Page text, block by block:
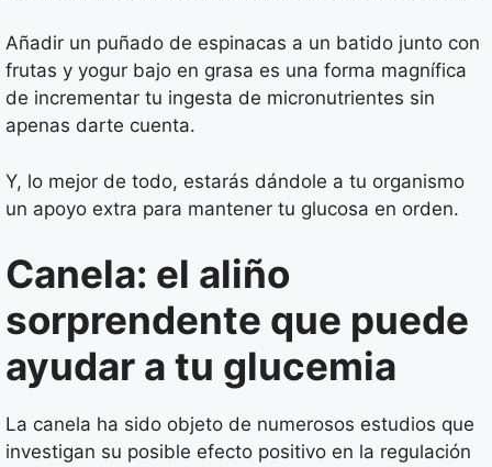
Añadir un puñado de espinacas a un batido junto con
frutas y yogur bajo en grasa es una forma magnífica
de incrementar tu ingesta de micronutrientes sin
apenas darte cuenta.
Y, lo mejor de todo, estarás dándole a tu organismo
un apoyo extra para mantener tu glucosa en orden.
Canela: el aliño
sorprendente que puede
ayudar a tu glucemia
La canela ha sido objeto de numerosos estudios que
investigan su posible efecto positivo en la regulación